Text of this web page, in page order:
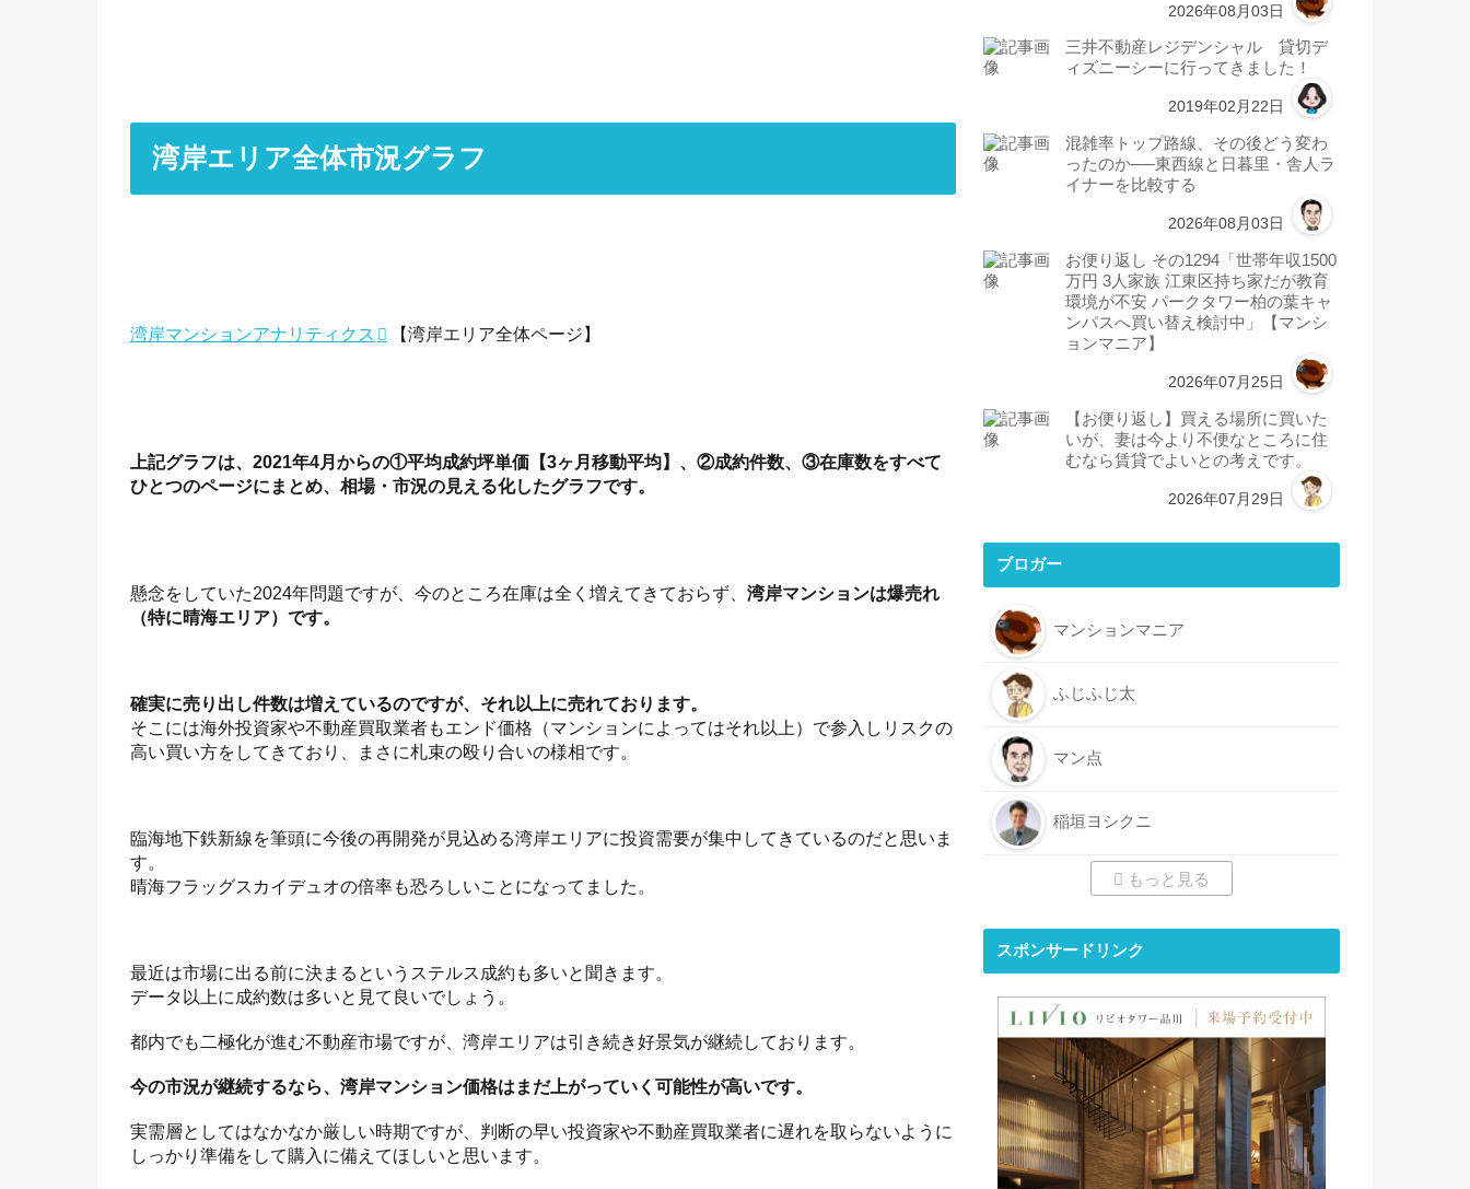
湾岸エリア全体市況グラフ
湾岸マンションアナリティクス 【湾岸エリア全体ページ】
上記グラフは、2021年4月からの①平均成約坪単価【3ヶ月移動平均】、②成約件数、③在庫数をすべて
ひとつのページにまとめ、相場・市況の見える化したグラフです。
懸念をしていた2024年問題ですが、今のところ在庫は全く増えてきておらず、 湾岸マンションは爆売れ
（特に晴海エリア）です。
確実に売り出し件数は増えているのですが、それ以上に売れております。
そこには海外投資家や不動産買取業者もエンド価格（マンションによってはそれ以上）で参入しリスクの
高い買い方をしてきており、まさに札束の殴り合いの様相です。
臨海地下鉄新線を筆頭に今後の再開発が見込める湾岸エリアに投資需要が集中してきているのだと思いま
す。
晴海フラッグスカイデュオの倍率も恐ろしいことになってました。
最近は市場に出る前に決まるというステルス成約も多いと聞きます。
データ以上に成約数は多いと見て良いでしょう。
都内でも二極化が進む不動産市場ですが、湾岸エリアは引き続き好景気が継続しております。
今の市況が継続するなら、湾岸マンション価格はまだ上がっていく可能性が高いです。
実需層としてはなかなか厳しい時期ですが、判断の早い投資家や不動産買取業者に遅れを取らないように
しっかり準備をして購入に備えてほしいと思います。
2026年08月03日
三井不動産レジデンシャル 貸切デ
ィズニーシーに行ってきました！
2019年02月22日
混雑率トップ路線、その後どう変わ
ったのか──東西線と日暮里・舎人ラ
イナーを比較する
2026年08月03日
お便り返し その1294「世帯年収1500
万円 3人家族 江東区持ち家だが教育
環境が不安 パークタワー柏の葉キャ
ンパスへ買い替え検討中」【マンシ
ョンマニア】
2026年07月25日
【お便り返し】買える場所に買いた
いが、妻は今より不便なところに住
むなら賃貸でよいとの考えです。
2026年07月29日
ブロガー
マンションマニア
ふじふじ太
マン点
稲垣ヨシクニ
もっと見る
スポンサードリンク